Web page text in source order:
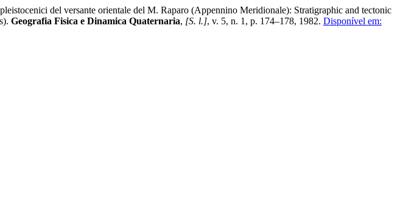
del versante orientale del M. Raparo (Appennino Meridionale): Stratigraphic and tectonic
Geografia Fisica e Dinamica Quaternaria, [S. l.], v. 5, n. 1, p. 174–178, 1982. Disponível em: